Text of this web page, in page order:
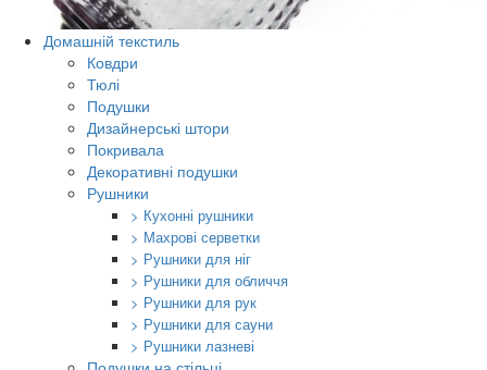
Домашній текстиль
Ковдри
Тюлі
Подушки
Дизайнерські штори
Покривала
Декоративні подушки
Рушники
> Кухонні рушники
> Махрові серветки
> Рушники для ніг
> Рушники для обличчя
> Рушники для рук
> Рушники для сауни
> Рушники лазневі